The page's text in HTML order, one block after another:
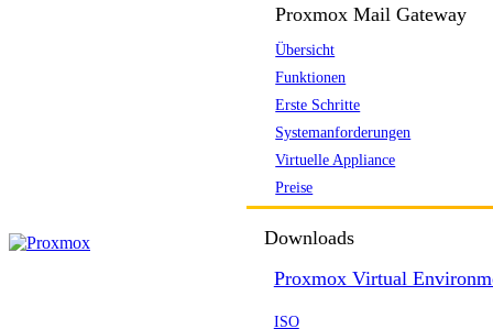
Proxmox Mail Gateway
Übersicht
Funktionen
Erste Schritte
Systemanforderungen
Virtuelle Appliance
Preise
Downloads
Proxmox Virtual
ISO